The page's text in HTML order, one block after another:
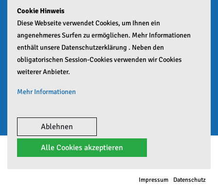
88045 Friedrichshafen
+49 (0)7541 55441
info(at)vfb-friedrichshafen.de
© Copyright 2026 VfB Friedrichshafen e.V. – Site developed by
Impressum Datenschutz
Cookie Hinweis
Diese Webseite verwendet Cookies, um Ihnen ein
angenehmeres Surfen zu ermöglichen. Mehr Informationen
enthält unsere Datenschutzerklärung . Neben den
obligatorischen Session-Cookies verwenden wir Cookies
weiterer Anbieter.
Mehr Informationen
Ablehnen
Alle Cookies akzeptieren